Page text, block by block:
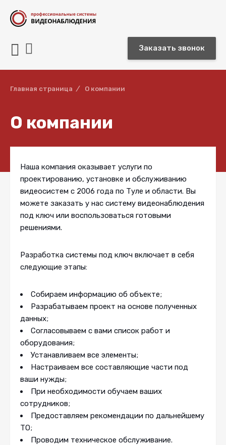
  Заказать звонок
Главная страница / О компании
О компании
Наша компания оказывает услуги по
проектированию, установке и обслуживанию
видеосистем с 2006 года по Туле и области. Вы
можете заказать у нас систему видеонаблюдения
под ключ или воспользоваться готовыми
решениями.
Разработка системы под ключ включает в себя
следующие этапы:
Собираем информацию об объекте;
Разрабатываем проект на основе полученных
данных;
Согласовываем с вами список работ и
оборудования;
Устанавливаем все элементы;
Настраиваем все составляющие части под
ваши нужды;
При необходимости обучаем ваших
сотрудников;
Предоставляем рекомендации по дальнейшему
ТО;
Проводим техническое обслуживание.